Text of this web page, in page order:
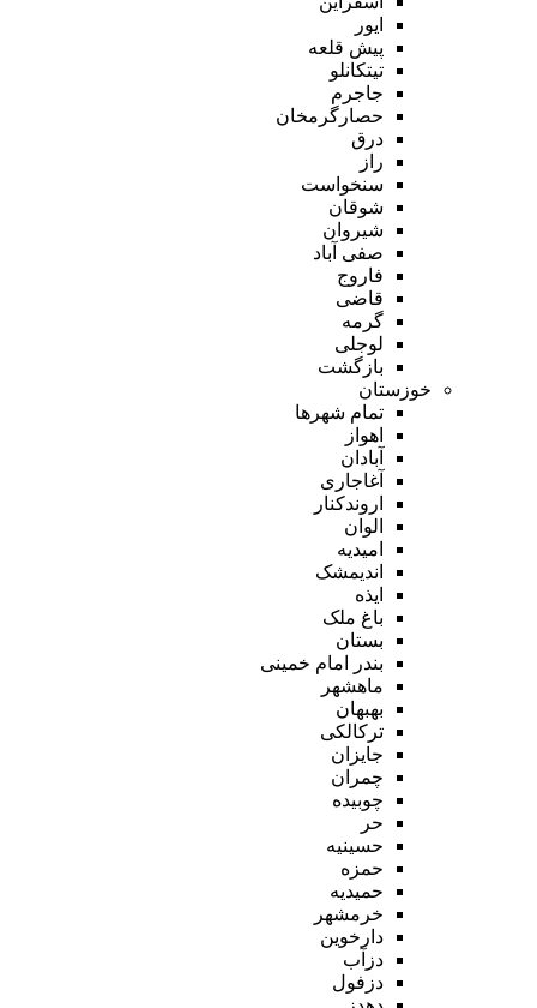
ایور
پیش قلعه
تیتکانلو
جاجرم
حصارگرمخان
درق
راز
سنخواست
شوقان
شیروان
صفی آباد
فاروج
قاضی
گرمه
لوجلی
بازگشت
خوزستان
تمام شهر‌ها
اهواز
آبادان
آغاجاری
اروندکنار
الوان
امیدیه
اندیمشک
ایذه
باغ ملک
بستان
بندر امام خمینی
ماهشهر
بهبهان
ترکالکی
جایزان
چمران
چوبیده
حر
حسینیه
حمزه
حمیدیه
خرمشهر
دارخوین
دزآب
دزفول